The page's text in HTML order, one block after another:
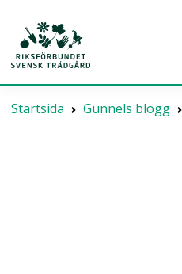
Hoppa
huvudinnehållet
Startsida Gunnels blogg